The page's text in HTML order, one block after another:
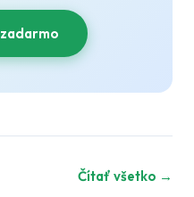
Čítať všetko →